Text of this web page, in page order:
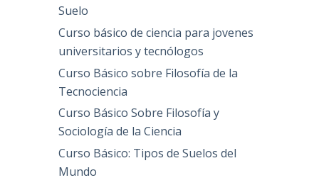
Suelo
Curso básico de ciencia para jovenes
universitarios y tecnólogos
Curso Básico sobre Filosofía de la
Tecnociencia
Curso Básico Sobre Filosofía y
Sociología de la Ciencia
Curso Básico: Tipos de Suelos del
Mundo